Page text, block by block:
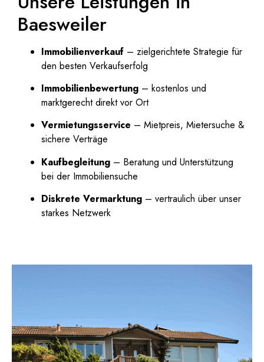
Baesweiler
Immobilienverkauf – zielgerichtete Strategie für
den besten Verkaufserfolg
Immobilienbewertung – kostenlos und
marktgerecht direkt vor Ort
Vermietungsservice – Mietpreis, Mietersuche &
sichere Verträge
Kaufbegleitung – Beratung und Unterstützung
bei der Immobiliensuche
Diskrete Vermarktung – vertraulich über unser
starkes Netzwerk